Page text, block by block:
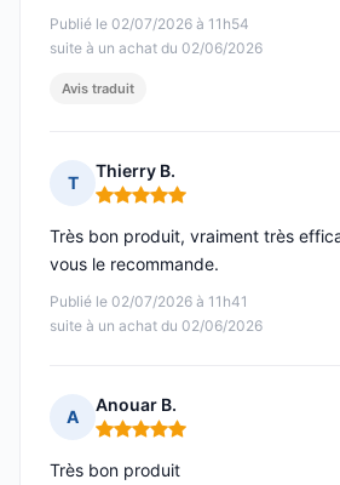
Publié le 02/07/2026 à 11h54
suite à un achat du 02/06/2026
Avis traduit
T
Thierry B.
Note : 5 sur 5
Publié le 02/07/2026 à 11h41
suite à un achat du 02/06/2026
Très bon produit, vraiment très
vous le recommande.
A
Anouar B.
Note : 5 sur 5
Très bon produit